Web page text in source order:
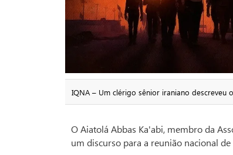
IQNA – Um clérigo sênior iraniano descreveu
O Aiatolá Abbas Ka'abi, membro da
um discurso para a reunião nacional